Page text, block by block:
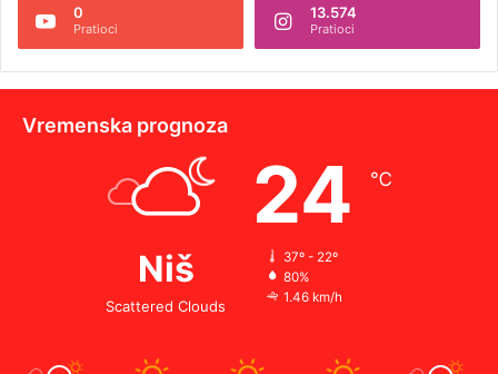
0
Pratioci
13.574
Pratioci
Vremenska prognoza
Niš
Scattered Clouds
24 ℃
37º - 22º
80%
1.46 km/h